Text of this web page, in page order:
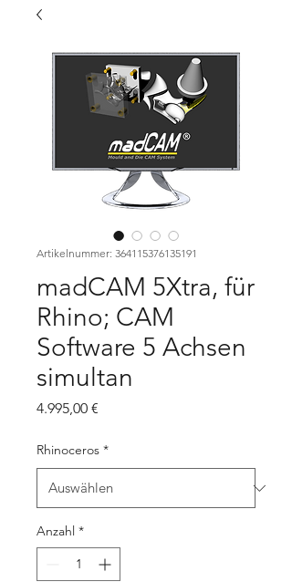
Artikelnummer: 364115376135191
madCAM 5Xtra, für
Rhino; CAM
Software 5 Achsen
simultan
4.995,00 €
Rhinoceros *
Anzahl *